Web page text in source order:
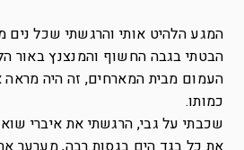
המגע הלהיט אותי והרגשתי שכל נים
הבטתי בגבה החשוף והמנצנץ באור
העמום מבית המארחים, זה היה מראה
כמותו.
שכבתי על גבי, הרגשתי את איברי